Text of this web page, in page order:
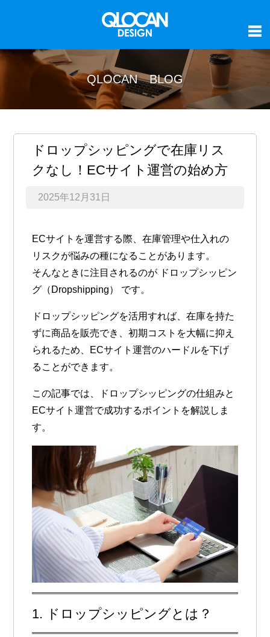
QLOCAN BLOG
ドロップシッピングで在庫リス
クなし！ECサイト運営の始め方
2025年12月31日
ECサイトを運営する際、在庫管理や仕入れの
リスクが悩みの種になることがあります。
そんなときに注目されるのが ドロップシッピン
グ（Dropshipping）
です。
ドロップシッピングを活用すれば、在庫を持た
ずに商品を販売でき、初期コストを大幅に抑え
られるため、ECサイト運営のハードルを下げ
ることができます。
この記事では、
ドロップシッピングの仕組みと
ECサイト運営で成功するポイント を解説しま
す。
1. ドロップシッピングとは？